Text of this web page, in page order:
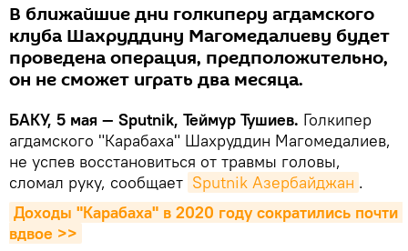
В ближайшие дни голкиперу агдамского
клуба Шахруддину Магомедалиеву будет
проведена операция, предположительно,
он не сможет играть два месяца.
БАКУ, 5 мая — Sputnik, Теймур Тушиев. Голкипер
агдамского "Карабаха" Шахруддин Магомедалиев,
не успев восстановиться от травмы головы,
сломал руку, сообщает Sputnik Азербайджан .
Доходы "Карабаха" в 2020 году сократились почти
вдвое >>